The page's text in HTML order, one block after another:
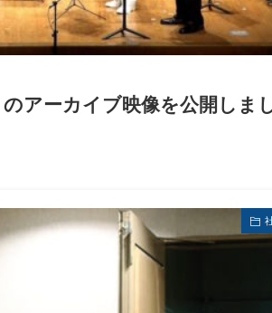
アーカイブ映像を公開しま